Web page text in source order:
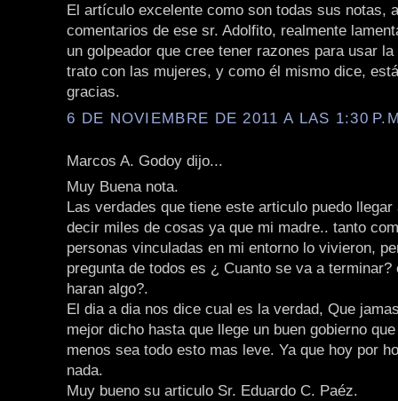
El artículo excelente como son todas sus notas,
comentarios de ese sr. Adolfito, realmente
un golpeador que cree tener razones para usar
trato con las mujeres, y como él mismo dice,
gracias.
6 DE NOVIEMBRE DE 2011 A LAS 1:30
Marcos A. Godoy dijo...
Muy Buena nota.
Las verdades que tiene este articulo puedo
decir miles de cosas ya que mi madre.. tanto
personas vinculadas en mi entorno lo vivieron,
pregunta de todos es ¿ Cuanto se va a terminar?
haran algo?.
El dia a dia nos dice cual es la verdad, Que
mejor dicho hasta que llege un buen gobierno
menos sea todo esto mas leve. Ya que hoy por
nada.
Muy bueno su articulo Sr. Eduardo C. Paéz.